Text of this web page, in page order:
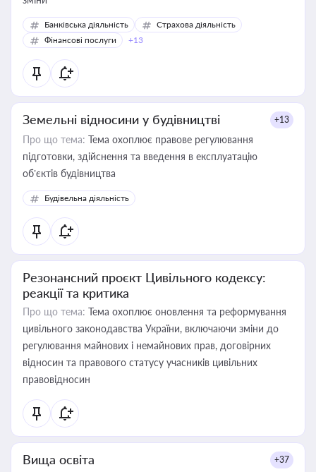
Банківська діяльність
Страхова діяльність
Фінансові послуги
+13
Земельні відносини у будівництві +13
Про що тема: Тема охоплює правове регулювання
підготовки, здійснення та введення в експлуатацію
об’єктів будівництва
Будівельна діяльність
Резонансний проєкт Цивільного кодексу:
реакції та критика
Про що тема: Тема охоплює оновлення та реформування
цивільного законодавства України, включаючи зміни до
регулювання майнових і немайнових прав, договірних
відносин та правового статусу учасників цивільних
правовідносин
Вища освіта +37